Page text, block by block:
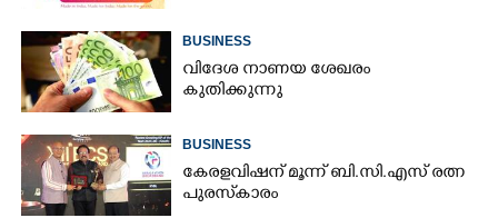
BUSINESS
വിദേശ നാണയ ശേഖരം
കുതിക്കുന്നു
BUSINESS
കേരളവിഷന് മൂന്ന് ബി.സി.എസ് രത്ന
പുരസ്‌കാരം